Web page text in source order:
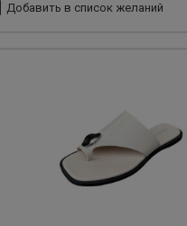
Добавить в список желаний